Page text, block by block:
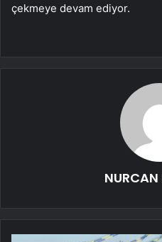
çekmeye devam ediyor.